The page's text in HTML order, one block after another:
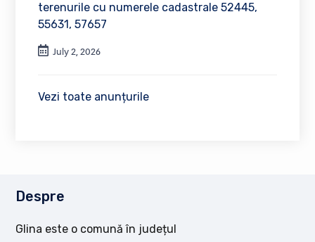
terenurile cu numerele cadastrale 52445,
55631, 57657
July 2, 2026
Vezi toate anunțurile
Despre
Glina este o comună în județul